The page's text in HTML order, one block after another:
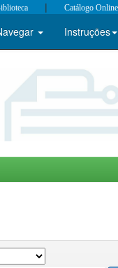
| Catálogo Online
Instruções